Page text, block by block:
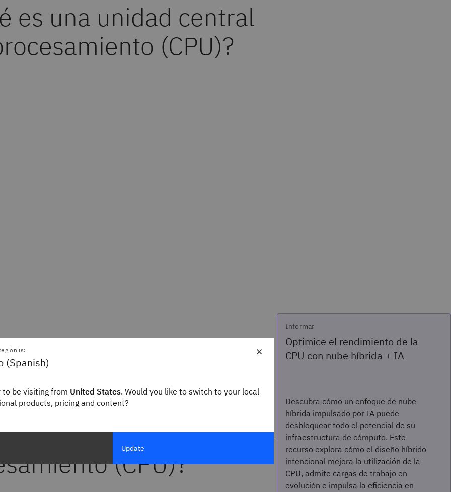
es una unidad central
(CPU)?
es una unidad central de
(CPU)?
Informar
Optimice el rendimiento de la
CPU con nube híbrida + IA
Descubra cómo un enfoque de nube
híbrida impulsado por IA puede
desbloquear todo el potencial de su
infraestructura de cómputo. Este
recurso explora cómo el diseño híbrido
intencional mejora la utilización de la
CPU, admite cargas de trabajo en
evolución e impulsa la eficiencia en
×
is:
(Spanish)
to be visiting from United States. Would you like to switch to your local
products, pricing and content?
Update